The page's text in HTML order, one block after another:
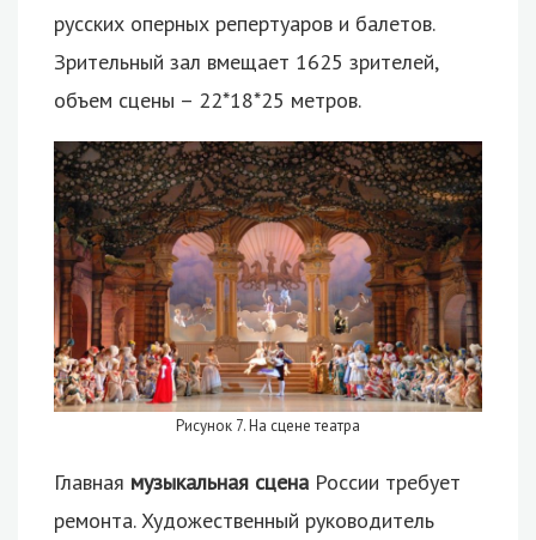
русских оперных репертуаров и балетов.
Зрительный зал вмещает 1625 зрителей,
объем сцены – 22*18*25 метров.
Рисунок 7. На сцене театра
Главная музыкальная сцена России требует
ремонта. Художественный руководитель